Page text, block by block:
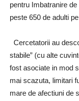
pentru Imbatranire
peste 650 de adulti
Cercetatorii au
stabile” (cu alte
fost asociate in mod
mai scazuta, limitari
mare de afectiuni de